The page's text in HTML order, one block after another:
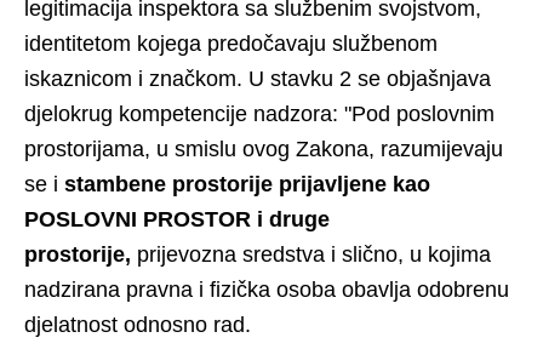
legitimacija inspektora sa službenim svojstvom,
identitetom kojega predočavaju službenom
iskaznicom i značkom. U stavku 2 se objašnjava
djelokrug kompetencije nadzora: "Pod poslovnim
prostorijama, u smislu ovog Zakona, razumijevaju
se i stambene prostorije prijavljene kao
POSLOVNI PROSTOR i druge
prostorije, prijevozna sredstva i slično, u kojima
nadzirana pravna i fizička osoba obavlja odobrenu
djelatnost odnosno rad.